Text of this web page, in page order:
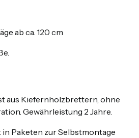
ab ca. 120 cm
aus Kiefernholzbrettern, ohne
Gewährleistung 2 Jahre.
Paketen zur Selbstmontage